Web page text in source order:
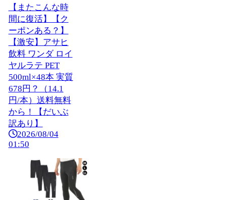
【またこんな時
間に復活】【ク
ーポンある？】
【激安】アサヒ
飲料 ワンダ ロイ
ヤルラテ PET
500ml×48本 実質
678円？（14.1
円/本）送料無料
から！【だいぶ
訳あり】
2026/08/04
01:50